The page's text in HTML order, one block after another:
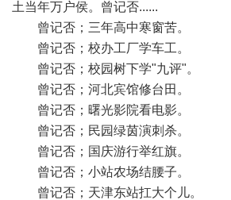
土当年万户侯。曾记否......
曾记否；三年高中寒窗苦。
曾记否；校办工厂学车工。
曾记否；校园树下学"九评"。
曾记否；河北宾馆修台田。
曾记否；曙光影院看电影。
曾记否；民园绿茵演刺杀。
曾记否；国庆游行举红旗。
曾记否；小站农场结腰子。
曾记否；天津东站扛大个儿。